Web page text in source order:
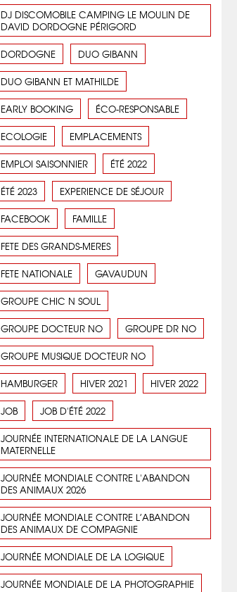
DJ DISCOMOBILE CAMPING LE MOULIN DE
DAVID DORDOGNE PÉRIGORD
DORDOGNE DUO GIBANN
DUO GIBANN ET MATHILDE
EARLY BOOKING ÉCO-RESPONSABLE
ECOLOGIE EMPLACEMENTS
EMPLOI SAISONNIER ÉTÉ 2022
ÉTÉ 2023 EXPERIENCE DE SÉJOUR
FACEBOOK FAMILLE
FETE DES GRANDS-MERES
FETE NATIONALE GAVAUDUN
GROUPE CHIC N SOUL
GROUPE DOCTEUR NO GROUPE DR NO
GROUPE MUSIQUE DOCTEUR NO
HAMBURGER HIVER 2021 HIVER 2022
JOB JOB D'ÉTÉ 2022
JOURNÉE INTERNATIONALE DE LA LANGUE
MATERNELLE
JOURNÉE MONDIALE CONTRE L'ABANDON
DES ANIMAUX 2026
JOURNÉE MONDIALE CONTRE L’ABANDON
DES ANIMAUX DE COMPAGNIE
JOURNÉE MONDIALE DE LA LOGIQUE
JOURNÉE MONDIALE DE LA PHOTOGRAPHIE